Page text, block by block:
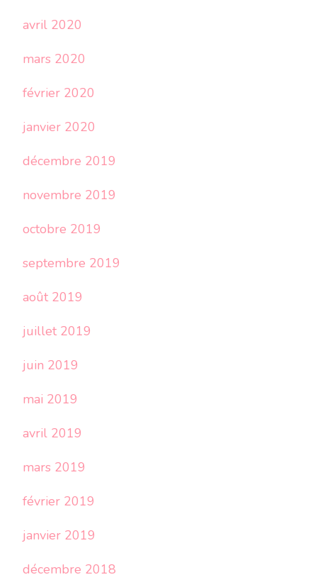
avril 2020
mars 2020
février 2020
janvier 2020
décembre 2019
novembre 2019
octobre 2019
septembre 2019
août 2019
juillet 2019
juin 2019
mai 2019
avril 2019
mars 2019
février 2019
janvier 2019
décembre 2018